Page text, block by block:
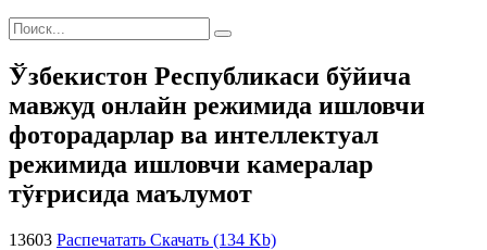
Ўзбекистон Республикаси бўйича
мавжуд онлайн режимида ишловчи
фоторадарлар ва интеллектуал
режимида ишловчи камералар
тўғрисида маълумот
13603 Распечатать Скачать (134 Kb)